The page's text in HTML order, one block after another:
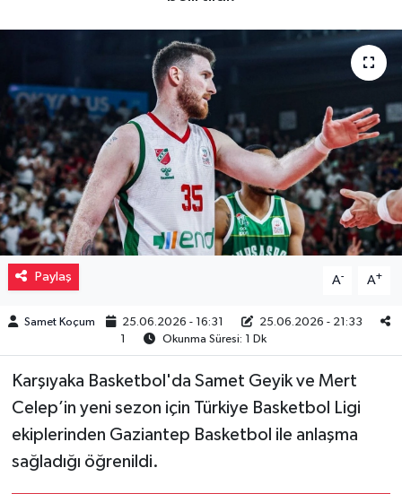
Paylaş A- A+
Samet Koçum 25.06.2026 - 16:31
25.06.2026 - 21:33
1
Okunma Süresi: 1 Dk
Karşıyaka Basketbol'da Samet Geyik ve Mert
Celep’in yeni sezon için Türkiye Basketbol Ligi
ekiplerinden Gaziantep Basketbol ile anlaşma
sağladığı öğrenildi.
Müzik
Piyasa
Resmi İlanlar
Sağlık
Sinemalar
Siyaset
Teknoloji
Türkiye